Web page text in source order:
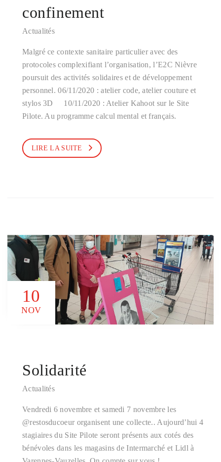
confinement
Actualités
Malgré ce contexte sanitaire particulier avec des
protocoles complexifiant l’organisation, l’E2C Nièvre
poursuit des activités solidaires et de développement
personnel. 06/11/2020 : atelier code, atelier couture et
stylos 3D 10/11/2020 : Atelier Kahoot sur le Site
Pilote. Au programme calcul mental et français.
LIRE LA SUITE
10
NOV
Solidarité
Actualités
Vendredi 6 novembre et samedi 7 novembre les
@restosducoeur organisent une collecte.. Aujourd’hui 4
stagiaires du Site Pilote seront présents aux cotés des
bénévoles dans les magasins de Intermarché et Lidl à